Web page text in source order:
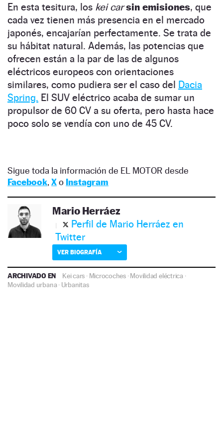
En esta tesitura, los kei car sin emisiones, que
cada vez tienen más presencia en el mercado
japonés, encajarían perfectamente. Se trata de
su hábitat natural. Además, las potencias que
ofrecen están a la par de las de algunos
eléctricos europeos con orientaciones
similares, como pudiera ser el caso del Dacia
Spring. El SUV eléctrico acaba de sumar un
propulsor de 60 CV a su oferta, pero hasta hace
poco solo se vendía con uno de 45 CV.
Sigue toda la información de EL MOTOR desde
Facebook, Xo Instagram
Mario Herráez
Perfil de Mario Herráez en
Twitter
VER BIOGRAFÍA
ARCHIVADO EN Kei cars · Microcoches·Movilidad eléctrica·
Movilidad urbana· Urbanitas